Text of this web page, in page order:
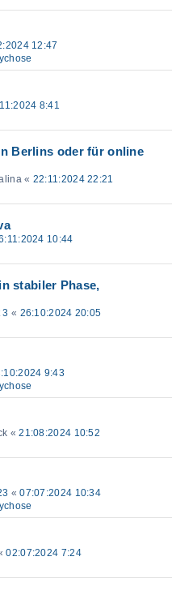
12:47
8:41
Berlins oder für online
« 22:11:2024 22:21
10:44
stabiler Phase,
3 « 26:10:2024 20:05
9:43
«21:08:2024 10:52
«07:07:2024 10:34
02:07:2024 7:24